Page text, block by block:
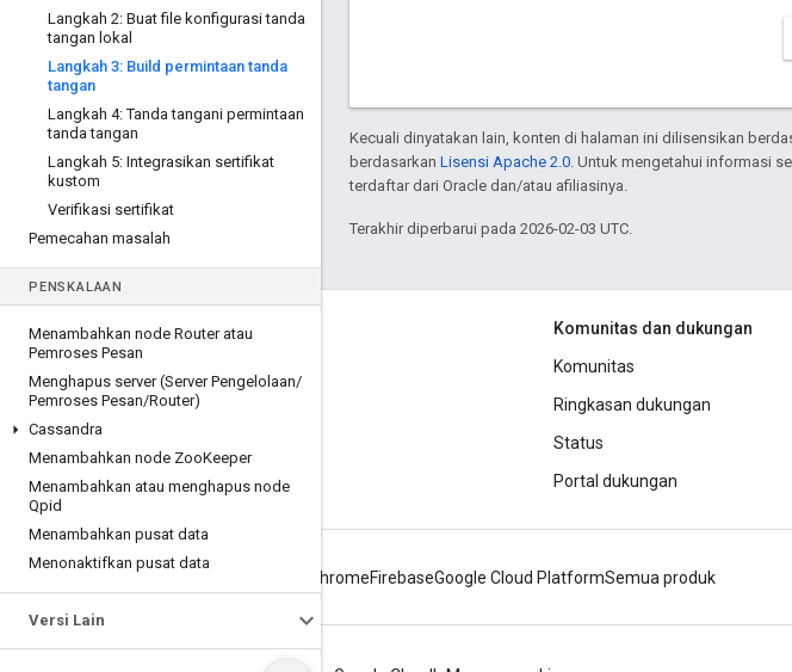
Langkah 2: Buat file konfigurasi tanda
tangan lokal
Langkah 3: Build permintaan tanda
tangan
Langkah 4: Tanda tangani permintaan
tanda tangan
Langkah 5: Integrasikan sertifikat
kustom
Verifikasi sertifikat
Pemecahan masalah
PENSKALAAN
Menambahkan node Router atau
Pemroses Pesan
Menghapus server (Server Pengelolaan/
Pemroses Pesan/Router)
Cassandra
Menambahkan node ZooKeeper
Menambahkan atau menghapus node
Qpid
Menambahkan pusat data
Menonaktifkan pusat data
Versi Lain
Kecuali dinyatakan lain, konten di halaman ini dilisensikan
berdasarkan Lisensi Apache 2.0. Untuk mengetahui informasi
terdaftar dari Oracle dan/atau afiliasinya.
Terakhir diperbarui pada 2026-02-03 UTC.
Tentang Apigee
Acara
eBook dan webcast
Komunitas dan dukungan
Komunitas
Ringkasan dukungan
Status
Portal dukungan
ChromeFirebaseGoogle Cloud PlatformSemua produk